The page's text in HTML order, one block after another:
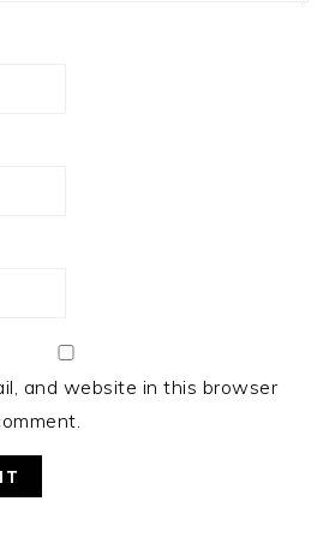
and website in this browser